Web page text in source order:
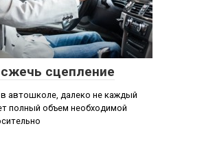
сцепление
автошколе, далеко не каждый
полный объем необходимой